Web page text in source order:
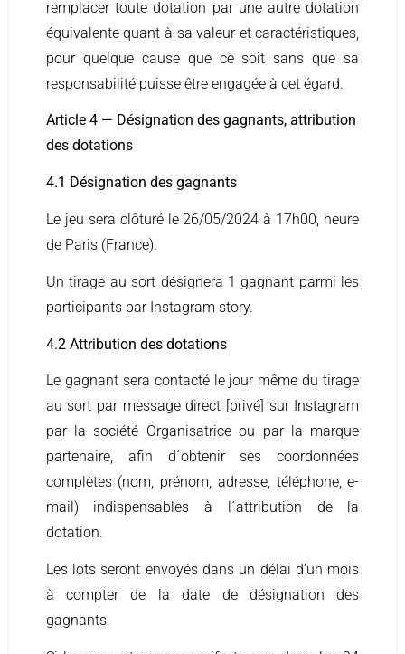
remplacer toute dotation par une autre dotation
équivalente quant à sa valeur et caractéristiques,
pour quelque cause que ce soit sans que sa
responsabilité puisse être engagée à cet égard.
Article 4 — Désignation des gagnants, attribution
des dotations
4.1 Désignation des gagnants
Le jeu sera clôturé le 26/05/2024 à 17h00, heure
de Paris (France).
Un tirage au sort désignera 1 gagnant parmi les
participants par Instagram story.
4.2 Attribution des dotations
Le gagnant sera contacté le jour même du tirage
au sort par message direct [privé] sur Instagram
par la société Organisatrice ou par la marque
partenaire, afin d´obtenir ses coordonnées
complètes (nom, prénom, adresse, téléphone, e-
mail) indispensables à l´attribution de la
dotation.
Les lots seront envoyés dans un délai d’un mois
à compter de la date de désignation des
gagnants.